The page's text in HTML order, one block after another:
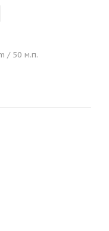
/ 50 м.п.